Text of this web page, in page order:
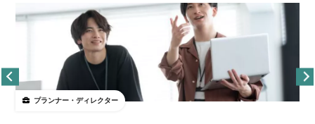
プランナー・ディレクター